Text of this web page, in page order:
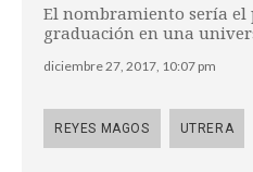
El nombramiento sería el
graduación en una
diciembre 27, 2017, 10:07 pm
REYES MAGOS UTRERA